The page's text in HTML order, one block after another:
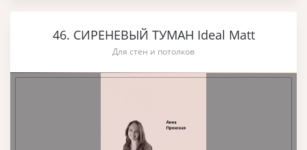
46. СИРЕНЕВЫЙ ТУМАН Ideal Matt
Для стен и потолков